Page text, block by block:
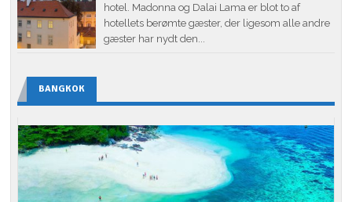
hotel. Madonna og Dalai Lama er blot to af
hotellets berømte gæster, der ligesom alle andre
gæster har nydt den...
BANGKOK